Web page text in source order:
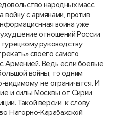
народных масс
войну с армянами, против
война уже
отношений России
руководству
своего самого
Арменией. Ведь если боевые
войны, то одним
не ограничатся. И
и силы Москвы от Сирии,
Такой версии, к слову,
Нагорно-Карабахской